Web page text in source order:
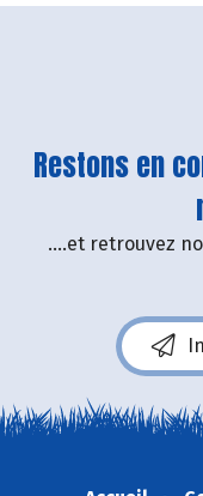
Restons en
....et retrouvez